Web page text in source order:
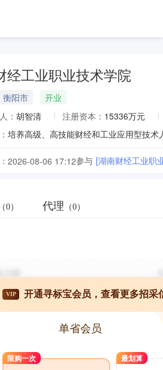
经工业职业技术学院
衡阳市
开业
： 胡智清 注册资本： 15336万元
2026-08-06 17:12参与 [湖南财经工业职
（0） 代理 （0）
VIP 开通寻标宝会员，查看更多招采
单省会员
限购一次 最划算